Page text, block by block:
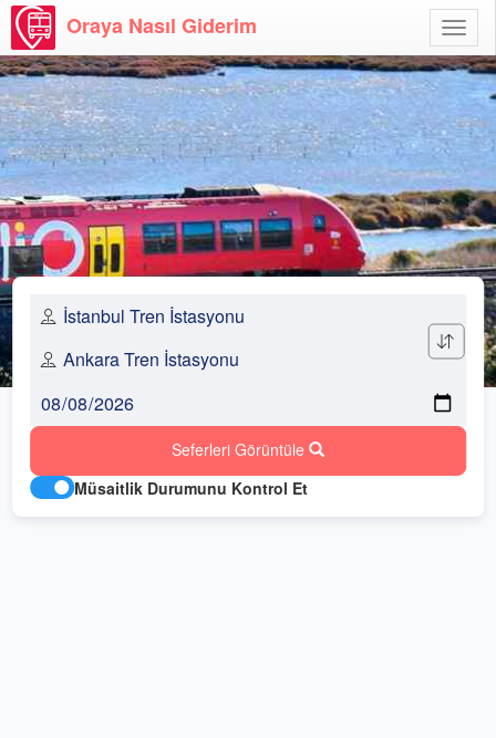
Aç
Oraya Nasıl Giderim
Seferleri Görüntüle
Müsaitlik Durumunu Kontrol Et